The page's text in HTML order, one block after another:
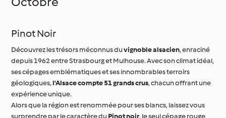
Pinot Noir
depuis 1962 entre Strasbourg et Mulhouse. Avec son climat idéal,
ses cépages emblématiques et ses innombrables terroirs
géologiques,
, chacun offrant une
expérience unique.
Alors que la région est renommée pour ses blancs, laissez vous
surprendre par le caractère du
d'Alsace. D'une robe légère à des tanins fins et fermes, ces vins
révèlent des arômes de baies rouges, parfois avec une touche